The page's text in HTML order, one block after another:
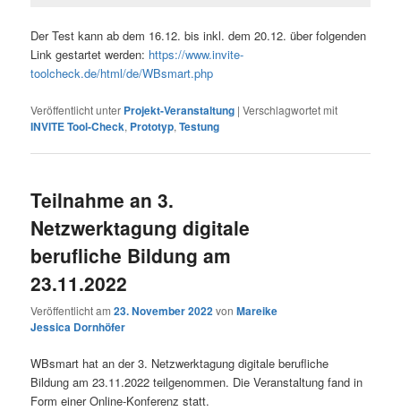
Der Test kann ab dem 16.12. bis inkl. dem 20.12. über folgenden
Link gestartet werden: https://www.invite-
toolcheck.de/html/de/WBsmart.php
Veröffentlicht unter Projekt-Veranstaltung |Verschlagwortet mit
INVITE Tool-Check, Prototyp,Testung
Teilnahme an 3.
Netzwerktagung digitale
berufliche Bildung am
23.11.2022
Veröffentlicht am23. November 2022vonMareike
Jessica Dornhöfer
WBsmart hat an der 3. Netzwerktagung digitale berufliche
Bildung am 23.11.2022 teilgenommen. Die Veranstaltung fand in
Form einer Online-Konferenz statt.